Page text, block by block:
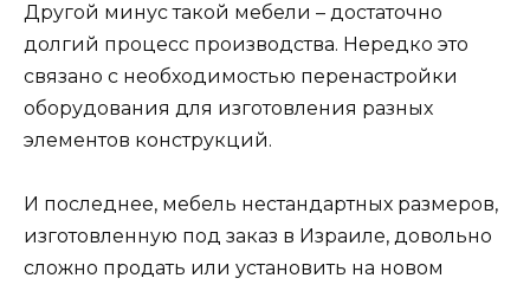
Другой минус такой мебели – достаточно
долгий процесс производства. Нередко это
связано с необходимостью перенастройки
оборудования для изготовления разных
элементов конструкций.
И последнее, мебель нестандартных размеров,
изготовленную под заказ в Израиле, довольно
сложно продать или установить на новом